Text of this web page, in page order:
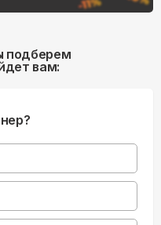
подберем
вам: